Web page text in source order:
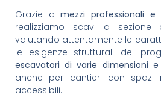
Grazie amezzi professionali e
realizziamo scavi a sezione
valutando attentamente le
le esigenze strutturali del
escavatori di varie dimensioni e
anche per cantieri con spazi
accessibili.